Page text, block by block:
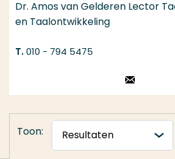
Dr. Amos van Gelderen Lector
en Taalontwikkeling
010 - 794 5475
Toon: